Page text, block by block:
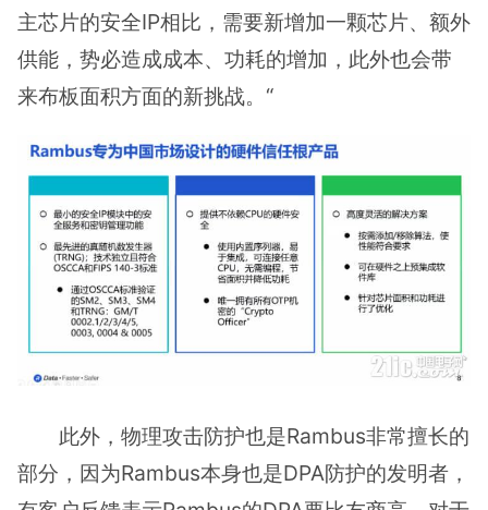
主芯片的安全IP相比，需要新增加一颗芯片、额外
供能，势必造成成本、功耗的增加，此外也会带
来布板面积方面的新挑战。“
此外，物理攻击防护也是Rambus非常擅长的
部分，因为Rambus本身也是DPA防护的发明者，